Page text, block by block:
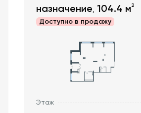
назначение, 104.4 м2
Доступно в продажу
Этаж